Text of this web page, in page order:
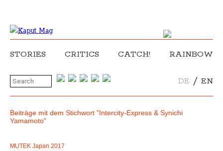
STORIES CRITICS CATCH! RAINBOW
DE / EN
Beiträge mit dem Stichwort "Intercity-Express & Synichi
Yamamoto"
MUTEK Japan 2017